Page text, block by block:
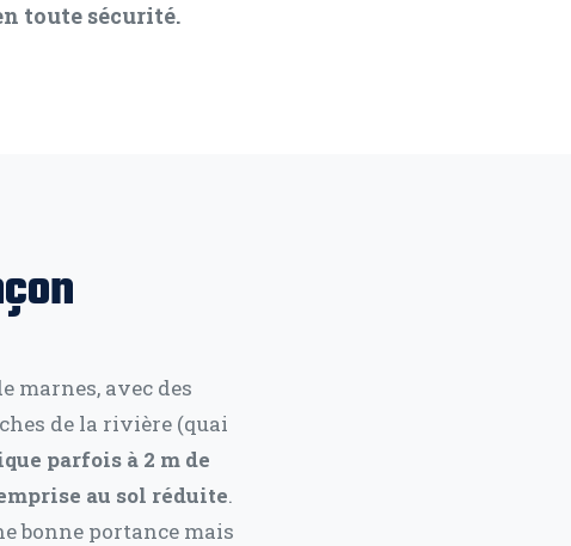
toute sécurité.
marnes, avec des
de la rivière (quai
parfois à 2 m de
au sol réduite.
bonne portance mais